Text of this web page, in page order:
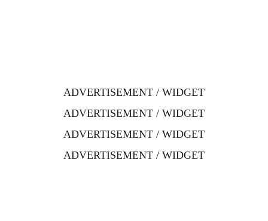
ADVERTISEMENT / WIDGET
ADVERTISEMENT / WIDGET
ADVERTISEMENT / WIDGET
ADVERTISEMENT / WIDGET